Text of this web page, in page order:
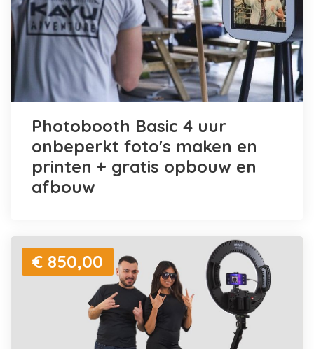
Photobooth Basic 4 uur
onbeperkt foto's maken en
printen + gratis opbouw en
afbouw
€ 850,00